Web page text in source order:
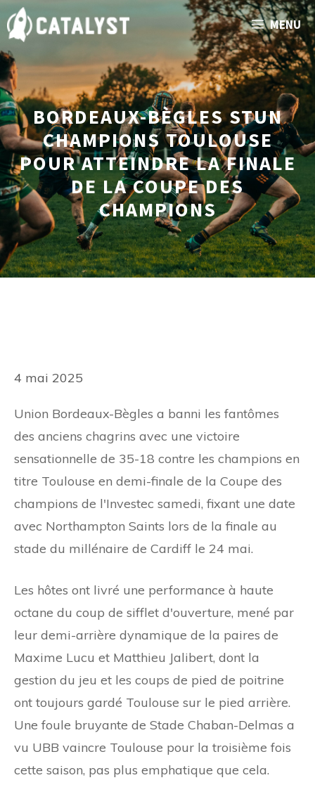
Aller
au
contenu
MENU
BORDEAUX-BÈGLES STUN
CHAMPIONS TOULOUSE
POUR ATTEINDRE LA FINALE
DE LA COUPE DES
CHAMPIONS
4 mai 2025
Union Bordeaux-Bègles a banni les fantômes
des anciens chagrins avec une victoire
sensationnelle de 35-18 contre les champions en
titre Toulouse en demi-finale de la Coupe des
champions de l'Investec samedi, fixant une date
avec Northampton Saints lors de la finale au
stade du millénaire de Cardiff le 24 mai.
Les hôtes ont livré une performance à haute
octane du coup de sifflet d'ouverture, mené par
leur demi-arrière dynamique de la paires de
Maxime Lucu et Matthieu Jalibert, dont la
gestion du jeu et les coups de pied de poitrine
ont toujours gardé Toulouse sur le pied arrière.
Une foule bruyante de Stade Chaban-Delmas a
vu UBB vaincre Toulouse pour la troisième fois
cette saison, pas plus emphatique que cela.